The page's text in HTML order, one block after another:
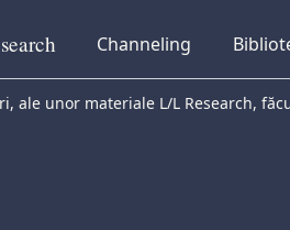
Channeling
ale unor materiale L/L Research,